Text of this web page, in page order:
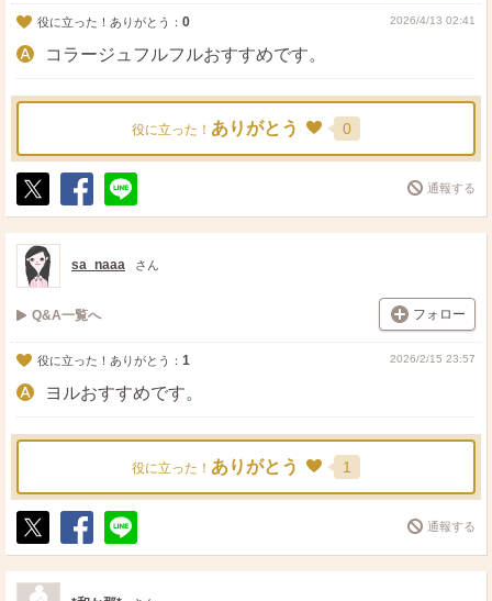
役に立った！ありがとう： 0 2026/4/13 02:41
コラージュフルフルおすすめです。
役に立った！ ありがとう 0
ポ
ス
ト
シ
ェ
送
る
通報する
sa_naaa さん
Q&A一覧へ フォロー
役に立った！ありがとう： 1 2026/2/15 23:57
ヨルおすすめです。
役に立った！ ありがとう 1
ポ
ス
ト
シ
ェ
送
る
通報する